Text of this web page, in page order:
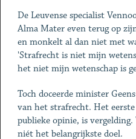
De Leuvense specialist
Alma Mater even terug op
en monkelt al dan niet met
'Strafrecht is niet mijn
het niet mijn wetenschap is
Toch doceerde minister
van het strafrecht. Het
publieke opinie, is
niét het belangrijkste doel.